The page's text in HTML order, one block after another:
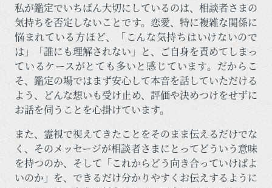
私が鑑定でいちばん大切にしているのは、相談者さまの
気持ちを否定しないことです。恋愛、特に複雑な関係に
悩まれている方ほど、「こんな気持ちはいけないので
は」「誰にも理解されない」と、ご自身を責めてしまっ
ているケースがとても多いと感じています。だからこ
そ、鑑定の場ではまず安心して本音を話していただける
よう、どんな想いも受け止め、評価や決めつけをせずに
お話を伺うことを心掛けています。
また、霊視で視えてきたことをそのまま伝えるだけでな
く、そのメッセージが相談者さまにとってどういう意味
を持つのか、そして「これからどう向き合っていけばよ
いのか」を、できるだけ分かりやすくお伝えするように